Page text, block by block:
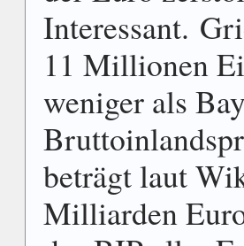
Interessant.
11 Millionen
weniger als
beträgt laut
Milliarden